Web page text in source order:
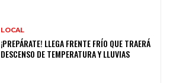
LOCAL
¡PREPÁRATE! LLEGA FRENTE FRÍO QUE TRAERÁ
DESCENSO DE TEMPERATURA Y LLUVIAS